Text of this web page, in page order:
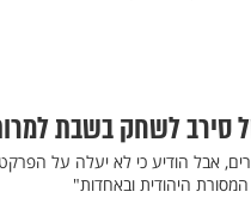
סירב לשחק בשבת
אבל הודיע כי לא יעלה על
המסורת היהודית ובאחדות"